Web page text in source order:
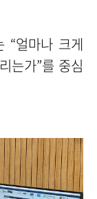
“얼마나 크게
는가”를 중심